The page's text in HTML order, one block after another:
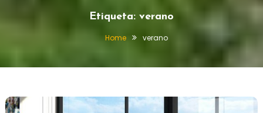
Etiqueta: verano
Home verano